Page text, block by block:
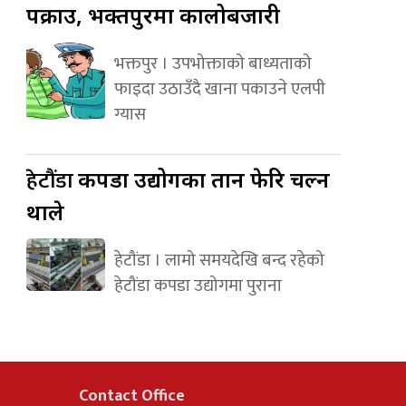
पक्राउ, भक्तपुरमा कालोबजारी
भक्तपुर । उपभोक्ताको बाध्यताको
फाइदा उठाउँदै खाना पकाउने एलपी
ग्यास
हेटौंडाकपडा उद्योगका तान फेरि चल्न
थाले
हेटौंडा । लामो समयदेखि बन्द रहेको
हेटौंडा कपडा उद्योगमा पुराना
Contact Office